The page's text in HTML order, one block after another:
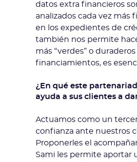
datos extra financieros
analizados cada vez más
en los expedientes de
también nos permite
más “verdes” o
financiamientos, es
¿En qué este
ayuda a sus clientes a
Actuamos como un
confianza ante nuestros
Proponerles el
Sami les permite aportar